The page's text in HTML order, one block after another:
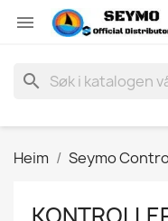

search
Heim Seymo